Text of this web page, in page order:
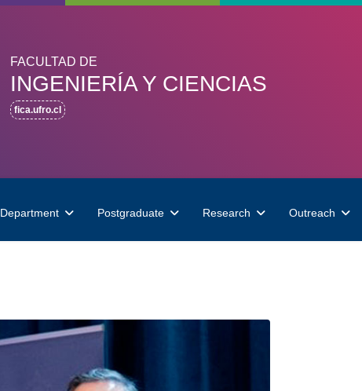
FACULTAD DE
INGENIERÍA Y CIENCIAS
fica.ufro.cl
Department Postgraduate Research Outreach